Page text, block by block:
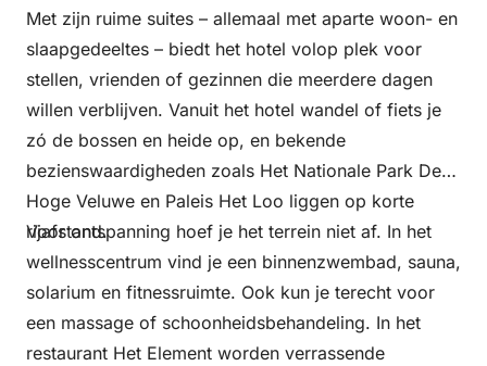
Met zijn ruime suites – allemaal met aparte woon- en
slaapgedeeltes – biedt het hotel volop plek voor
stellen, vrienden of gezinnen die meerdere dagen
willen verblijven. Vanuit het hotel wandel of fiets je
zó de bossen en heide op, en bekende
bezienswaardigheden zoals Het Nationale Park De
Hoge Veluwe en Paleis Het Loo liggen op korte
rijafstand.
Voor ontspanning hoef je het terrein niet af. In het
wellnesscentrum vind je een binnenzwembad, sauna,
solarium en fitnessruimte. Ook kun je terecht voor
een massage of schoonheidsbehandeling. In het
restaurant Het Element worden verrassende